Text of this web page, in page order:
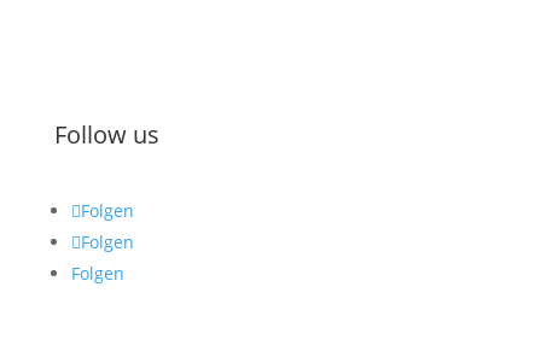
Follow us
Folgen
Folgen
Folgen